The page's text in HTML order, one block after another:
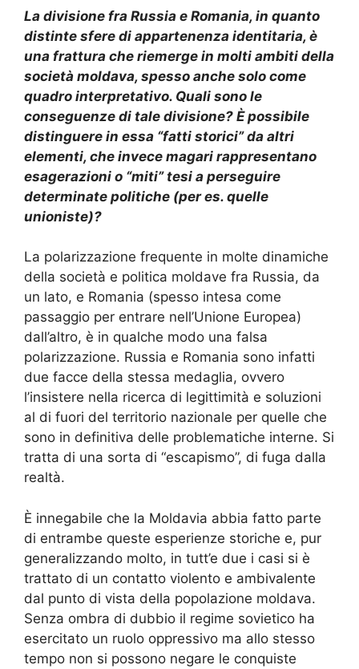
La divisione fra Russia e Romania, in quanto
distinte sfere di appartenenza identitaria, è
una frattura che riemerge in molti ambiti della
società moldava, spesso anche solo come
quadro interpretativo. Quali sono le
conseguenze di tale divisione? È possibile
distinguere in essa “fatti storici” da altri
elementi, che invece magari rappresentano
esagerazioni o “miti” tesi a perseguire
determinate politiche (per es. quelle
unioniste)?
La polarizzazione frequente in molte dinamiche
della società e politica moldave fra Russia, da
un lato, e Romania (spesso intesa come
passaggio per entrare nell’Unione Europea)
dall’altro, è in qualche modo una falsa
polarizzazione. Russia e Romania sono infatti
due facce della stessa medaglia, ovvero
l’insistere nella ricerca di legittimità e soluzioni
al di fuori del territorio nazionale per quelle che
sono in definitiva delle problematiche interne. Si
tratta di una sorta di “escapismo”, di fuga dalla
realtà.
È innegabile che la Moldavia abbia fatto parte
di entrambe queste esperienze storiche e, pur
generalizzando molto, in tutt’e due i casi si è
trattato di un contatto violento e ambivalente
dal punto di vista della popolazione moldava.
Senza ombra di dubbio il regime sovietico ha
esercitato un ruolo oppressivo ma allo stesso
tempo non si possono negare le conquiste